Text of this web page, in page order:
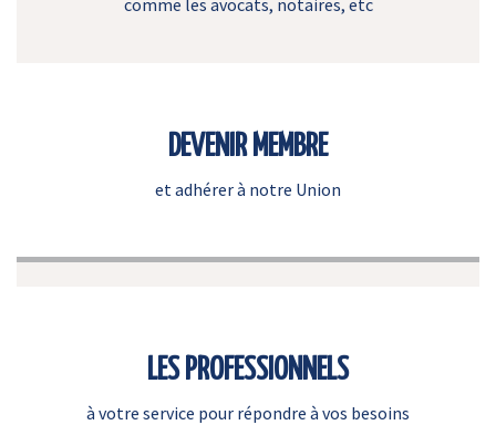
comme les avocats, notaires, etc
DEVENIR MEMBRE
et adhérer à notre Union
LES PROFESSIONNELS
à votre service pour répondre à vos besoins